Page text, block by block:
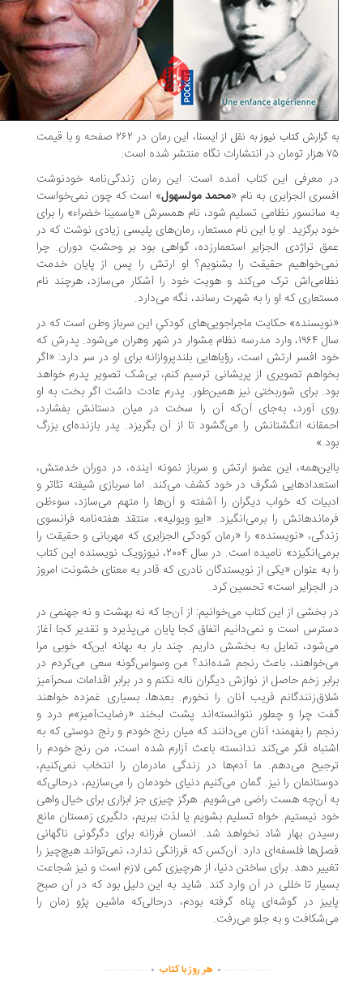
گزارش کتاب نیوز به نقل از
ایسنا، این رمان در ۲۶۲ صفحه و با قیمت
معرفی این کتاب آمده است: این رمان زندگی‌نامه خودنوشت
الجزایری به نام «محمد مولسهول» است که چون نمی‌خواست
سانسور نظامی تسلیم شود، نام همسرش «یاسمینا خضراء» را برای
برگزید. او با این نام مستعار، رمان‌های پلیسی زیادی نوشت که در
تراژدی الجزایر استعمارزده، گواهی بود بر وحشتِ دوران. چرا
حقیقت را بشنویم؟ او ارتش را پس از پایان خدمت
ترک می‌کند و هویت خود را آشکار می‌سازد، هرچند نام
که او را به شهرت رساند، نگه می‌دارد.
حکایت ماجراجویی‌های کودکیِ این سرباز وطن است که در
سال ۱۹۶۴، وارد مدرسه نظام مِشوار در شهر وهران می‌شود. پدرش که
افسر ارتش است، رؤیاهایی بلندپروازانه برای او در سر دارد: «اگر
تصویری از پریشانی ترسیم کنم، بی‌‏شک تصویر پدرم خواهد
برای شوربختی نیز ‏همین‏‌طور. پدرم عادت داشت اگر بخت به او
آورد، به‌‏جای آن‌که آن را سخت در میان دستانش بفشارد،
انگشتانش را می‏‌گشود تا از آن بگریزد. پدر بازنده‌ای بزرگ
این عضو ارتش و سرباز نمونه آینده، در دوران خدمتش،
شگرف در خود کشف می‌کند. اما سربازی شیفته تئاتر و
که خواب دیگران را آشفته و آن‌ها را متهم می‌سازد، سوءظن
را برمی‌انگیزد. «ایو ویولیه»، منتقد هفته‌نامه فرانسوی
«نویسنده» را «رمان کودکی الجزایری که مهربانی و حقیقت را
برمی‌انگیزد» نامیده است. در سال ۲۰۰۴، نیوزویک نویسنده این کتاب
به عنوان «یکی از نویسندگان نادری که قادر به معنای خشونت امروز
الجزایر است» تحسین کرد.
بخشی از این کتاب می‌خوانیم: از آن‌جا که نه بهشت و نه جهنمی در
است و نمی‏‌دانیم اتفاق کجا پایان می‌پذیرد و تقدیر کجا آغاز
تمایل به بخشش داریم. چند بار به بهانه این‌که خوبی مرا
باعث رنجم شده‌‏اند؟ من وسواس‏‌گونه سعی می‏‌کردم در
زخم حاصل از نوازش دیگران ناله نکنم و در برابر اقدامات سحرآمیز
فریب آنان را نخورم. بعدها، بسیاری غم‏زده خواهند
چرا و چطور نتوانسته‌‏اند پشت لبخند «رضایت‌‏آمیز»م درد و
را بفهمند؛ آنان می‌‏دانند که میان رنج خودم و رنج دوستی که به
فکر می‏‌کند ندانسته باعث آزارم شده است، من رنج خودم را
می‏‌دهم. ما آدم‌‏ها در زندگی مادرمان را انتخاب نمی‌‏کنیم،
را نیز. گمان می‌‏کنیم دنیای خودمان را می‏‌سازیم، درحالی‌‏که
آن‌چه هست راضی می‏‌شویم. هرگز چیزی جز ابزاری برای خیال واهی
نیستیم. خواه تسلیم بشویم یا لذت ببریم، دلگیری‏ زمستان مانع
بهار شاد نخواهد شد. انسان فرزانه برای دگرگونی ناگهانی
فلسفه‌‏ای دارد. آن‏‌کس که فرزانگی ندارد، نمی‏‌تواند هیچ‌چیز را
دهد. برای ساختن دنیا، از هرچیزی کمی لازم است و نیز شجاعت
تا خللی در آن وارد کند. شاید به این دلیل بود که در آن صبح
در گوشه‌‏ای پناه گرفته بودم، درحالی‌‏که ماشین پژو زمان را
و به جلو می‏‌رفت.
...............
. هر روز با کتاب .
..............